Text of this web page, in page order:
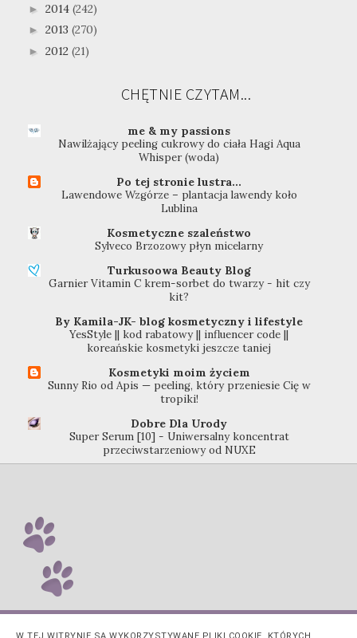
► 2014 (242)
► 2013 (270)
► 2012 (21)
CHĘTNIE CZYTAM...
me & my passions
Nawilżający peeling cukrowy do ciała Hagi Aqua
Whisper (woda)
Po tej stronie lustra...
Lawendowe Wzgórze – plantacja lawendy koło
Lublina
Kosmetyczne szaleństwo
Sylveco Brzozowy płyn micelarny
Turkusoowa Beauty Blog
Garnier Vitamin C krem-sorbet do twarzy - hit czy
kit?
By Kamila-JK- blog kosmetyczny i lifestyle
YesStyle || kod rabatowy || influencer code ||
koreańskie kosmetyki jeszcze taniej
Kosmetyki moim życiem
Sunny Rio od Apis — peeling, który przeniesie Cię w
tropiki!
Dobre Dla Urody
Super Serum [10] - Uniwersalny koncentrat
przeciwstarzeniowy od NUXE